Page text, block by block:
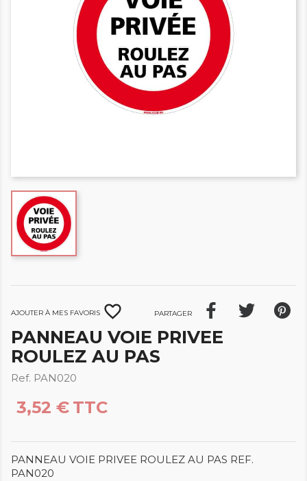
Ajouter à mes favoris favorite_border Partager
PANNEAU VOIE PRIVEE
ROULEZ AU PAS
Ref. PAN020
3,52 € TTC
PANNEAU VOIE PRIVEE ROULEZ AU PAS REF.
PAN020